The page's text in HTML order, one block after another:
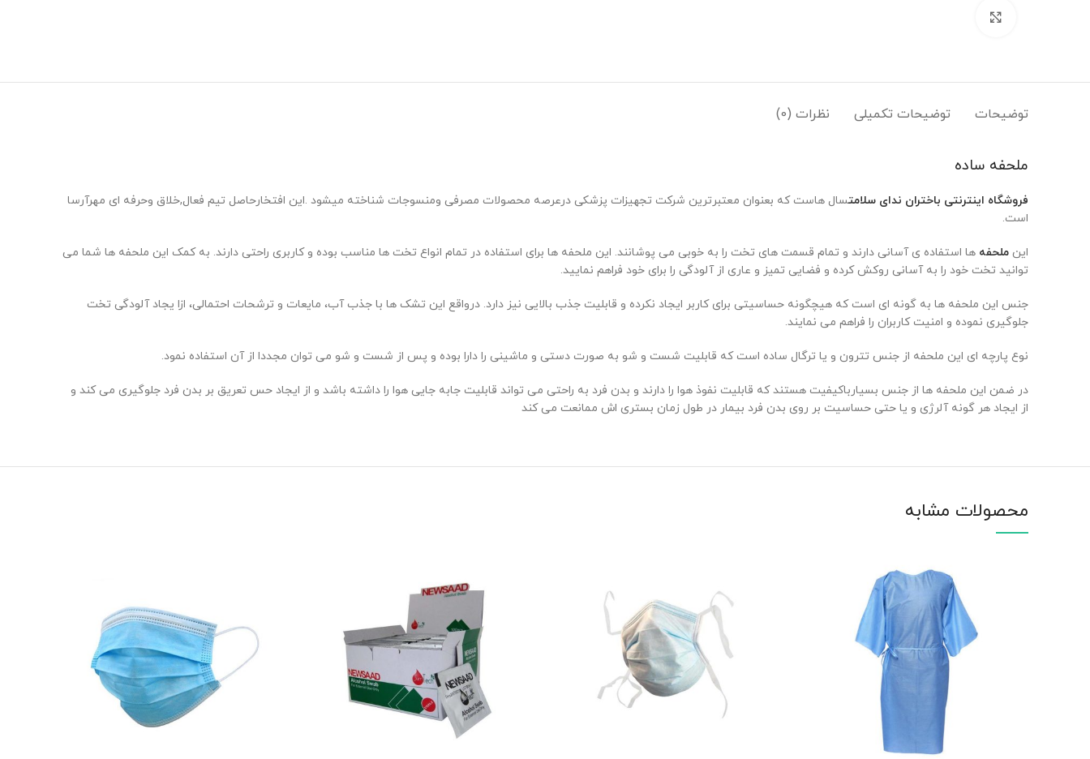
توضیحات توضیحات تکمیلی نظرات (0)
ملحفه ساده
فروشگاه اینترنتی باختران ندای سلامتسال هاست که بعنوان معتبرترین شرکت تجهیزات پزشکی درعرصه محصولات مصرفی ومنسوجات شناخته میشود .این افتخارحاصل تیم فعال,خلاق وحرفه ای مهرآرسا
است.
این ملحفه ها استفاده ی آسانی دارند و تمام قسمت های تخت را به خوبی می پوشانند. این ملحفه ها برای استفاده در تمام انواع تخت ها مناسب بوده و کاربری راحتی دارند. به کمک این ملحفه ها شما می
توانید تخت خود را به آسانی روکش کرده و فضایی تمیز و عاری از آلودگی را برای خود فراهم نمایید.
جنس این ملحفه ها به گونه ای است که هیچگونه حساسیتی برای کاربر ایجاد نکرده و قابلیت جذب بالایی نیز دارد. درواقع این تشک ها با جذب آب، مایعات و ترشحات احتمالی، ازا یجاد آلودگی تخت
جلوگیری نموده و امنیت کاربران را فراهم می نمایند.
نوع پارچه ای این ملحفه از جنس تترون و یا ترگال ساده است که قابلیت شست و شو به صورت دستی و ماشینی را دارا بوده و پس از شست و شو می توان مجددا از آن استفاده نمود.
در ضمن این ملحفه ها از جنس بسیارباکیفیت هستند که قابلیت نفوذ هوا را دارند و بدن فرد به راحتی می تواند قابلیت جابه جایی هوا را داشته باشد و از ایجاد حس تعریق بر بدن فرد جلوگیری می کند و
از ایجاد هر گونه آلرژی و یا حتی حساسیت بر روی بدن فرد بیمار در طول زمان بستری اش ممانعت می کند
محصولات مشابه